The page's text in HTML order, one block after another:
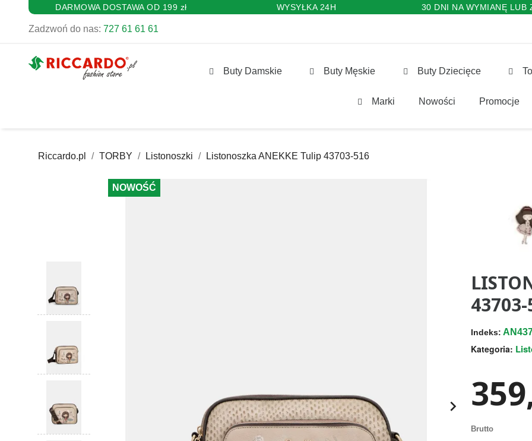
DARMOWA DOSTAWA OD 199 zł WYSYŁKA 24H 30 DNI NA WYMIANĘ LUB
Zadzwoń do nas: 727 61 61 61
Buty Damskie Buty Męskie Buty Dziecięce
Marki Nowości Promocje
Riccardo.pl TORBY Listonoszki Listonoszka ANEKKE Tulip 43703-516
NOWOŚĆ

Indeks:
Kategoria:
Brutto